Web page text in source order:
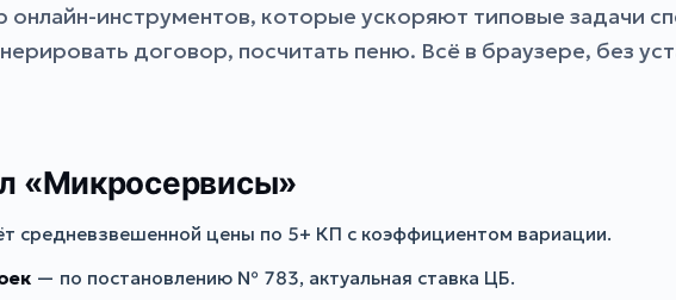
инструментов, которые ускоряют типовые задачи
договор, посчитать пеню. Всё в браузере, без
«Микросервисы»
средневзвешенной цены по 5+ КП с коэффициентом вариации.
— по постановлению № 783, актуальная ставка ЦБ.